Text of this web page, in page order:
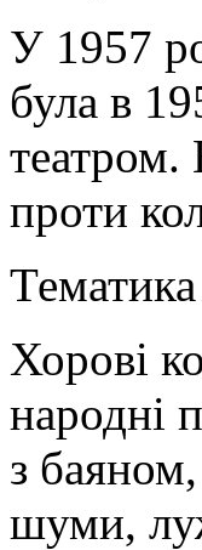
У 1957
була в
проти
Хорові
народні
з
шуми,